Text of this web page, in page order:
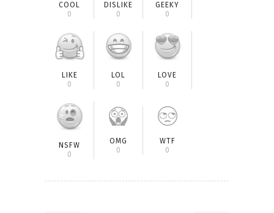
COOL
0
DISLIKE
0
GEEKY
0
LIKE
0
LOL
0
LOVE
0
NSFW
0
OMG
0
WTF
0